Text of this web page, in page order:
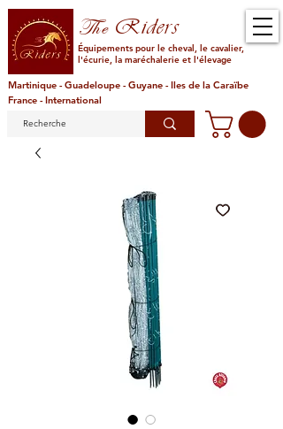
TheRiders
Équipements pour le cheval, le cavalier,
l'écurie, la maréchalerie et l'élevage
Martinique - Guadeloupe - Guyane - Iles de la Caraïbe
France - International